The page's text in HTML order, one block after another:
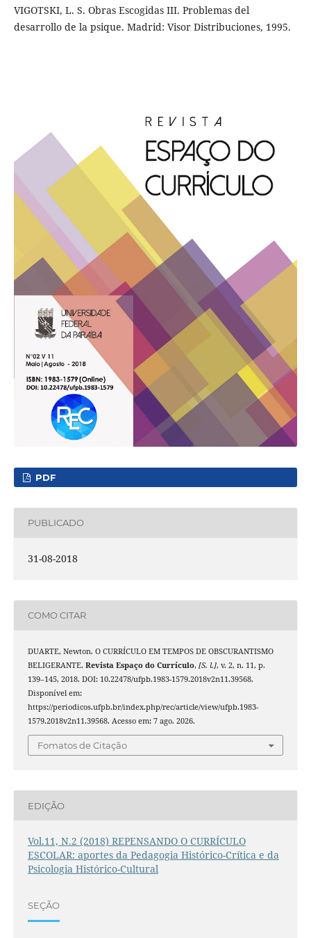
VIGOTSKI, L. S. Obras Escogidas III. Problemas del
desarrollo de la psique. Madrid: Visor Distribuciones, 1995.
PDF
PUBLICADO
31-08-2018
COMO CITAR
DUARTE, Newton. O CURRÍCULO EM TEMPOS DE OBSCURANTISMO
BELIGERANTE. Revista Espaço do Currículo, [S. l.], v. 2, n. 11, p.
139–145, 2018. DOI: 10.22478/ufpb.1983-1579.2018v2n11.39568.
Disponível em:
https://periodicos.ufpb.br/index.php/rec/article/view/ufpb.1983-
1579.2018v2n11.39568. Acesso em: 7 ago. 2026.
Fomatos de Citação
EDIÇÃO
Vol.11, N.2 (2018) REPENSANDO O CURRÍCULO
ESCOLAR: aportes da Pedagogia Histórico-Crítica e da
Psicologia Histórico-Cultural
SEÇÃO